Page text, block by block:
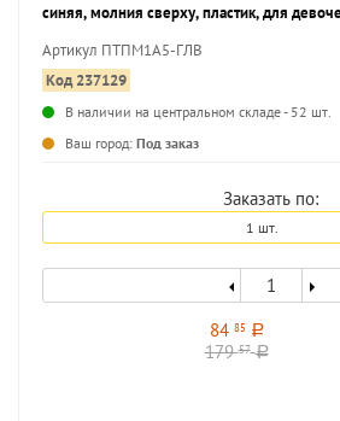
синяя, молния сверху, пластик, для
Артикул ПТПМ1А5-ГЛВ
Код 237129
В наличии на центральном складе - 52 шт.
Ваш город: Под заказ
Заказать по:
1 шт.
84 85 a
17957 a